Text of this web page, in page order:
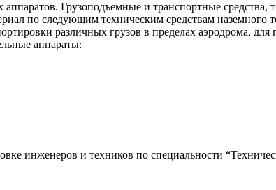
Грузоподъемные и транспортные
по следующим техническим средствам наземного
различных грузов в пределах аэродрома,
аппараты:
инженеров и техников по специальности